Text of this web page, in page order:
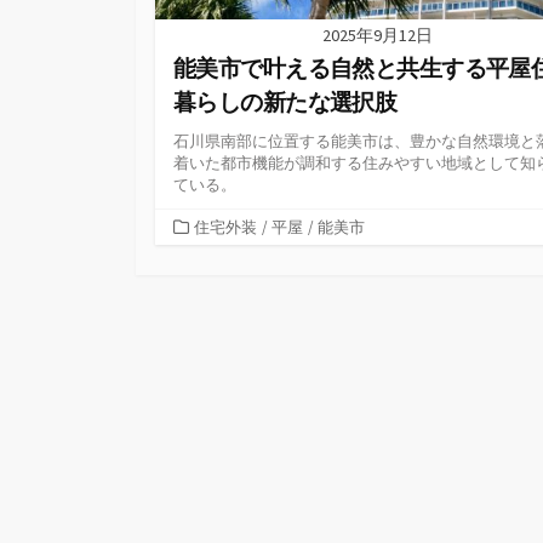
2025年9月12日
能美市で叶える自然と共生する平屋
暮らしの新たな選択肢
石川県南部に位置する能美市は、豊かな自然環境と
着いた都市機能が調和する住みやすい地域として知
ている。
カ住宅外装 / 平屋 / 能美市